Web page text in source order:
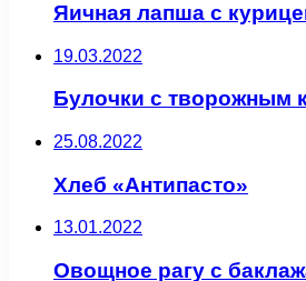
Яичная лапша с
19.03.2022
Булочки с творожным
25.08.2022
Хлеб «Антипасто»
13.01.2022
Овощное рагу с